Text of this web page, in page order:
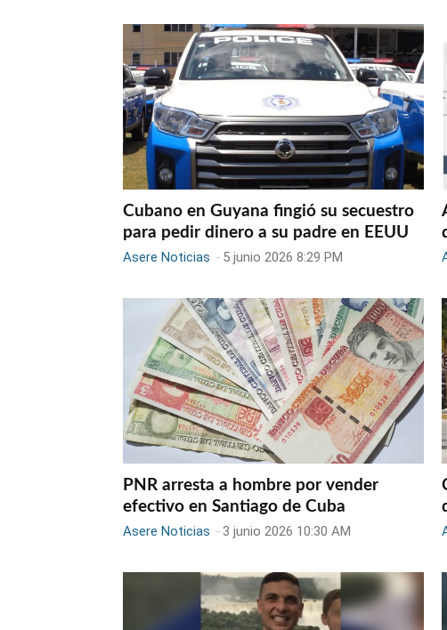
Cubano en Guyana fingió su secuestro
para pedir dinero a su padre en EEUU
Asere Noticias - 5 junio 2026 8:29 PM
PNR arresta a hombre por vender
efectivo en Santiago de Cuba
Asere Noticias - 3 junio 2026 10:30 AM